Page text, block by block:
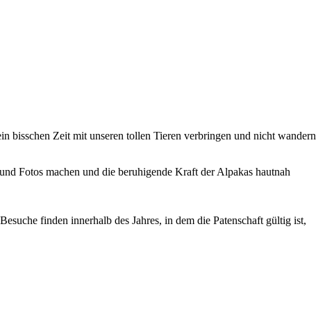
bisschen Zeit mit unseren tollen Tieren verbringen und nicht wandern
Fotos machen und die beruhigende Kraft der Alpakas hautnah
finden innerhalb des Jahres, in dem die Patenschaft gültig ist,